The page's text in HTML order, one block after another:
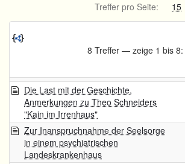
Treffer pro Seite:
15
8 Treffer — zeige 1 bis 8:
Die Last mit der Geschichte,
Anmerkungen zu Theo Schneiders
"Kain im Irrenhaus"
Zur Inanspruchnahme der Seelsorge
in einem psychiatrischen
Landeskrankenhaus